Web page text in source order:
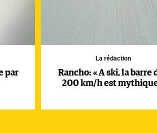
par
La rédaction
Rancho: « A ski, la barre
200 km/h est